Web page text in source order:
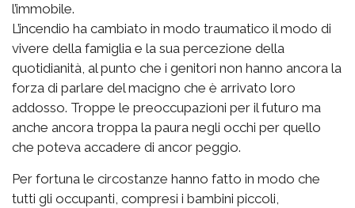
l’immobile.
L’incendio ha cambiato in modo traumatico il modo di
vivere della famiglia e la sua percezione della
quotidianità, al punto che i genitori non hanno ancora la
forza di parlare del macigno che è arrivato loro
addosso. Troppe le preoccupazioni per il futuro ma
anche ancora troppa la paura negli occhi per quello
che poteva accadere di ancor peggio.
Per fortuna le circostanze hanno fatto in modo che
tutti gli occupanti, compresi i bambini piccoli,